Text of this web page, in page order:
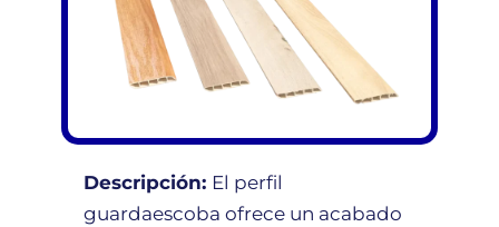
Descripción: El perfil
guardaescoba ofrece un acabado